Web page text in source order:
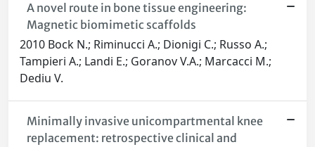
A novel route in bone tissue engineering:
Magnetic biomimetic scaffolds
2010 Bock N.; Riminucci A.; Dionigi C.; Russo A.;
Tampieri A.; Landi E.; Goranov V.A.; Marcacci M.;
Dediu V.
Minimally invasive unicompartmental knee
replacement: retrospective clinical and